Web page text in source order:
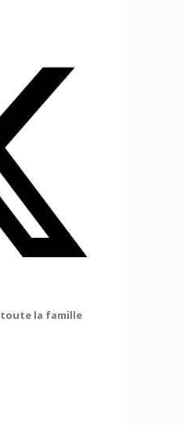
toute la famille